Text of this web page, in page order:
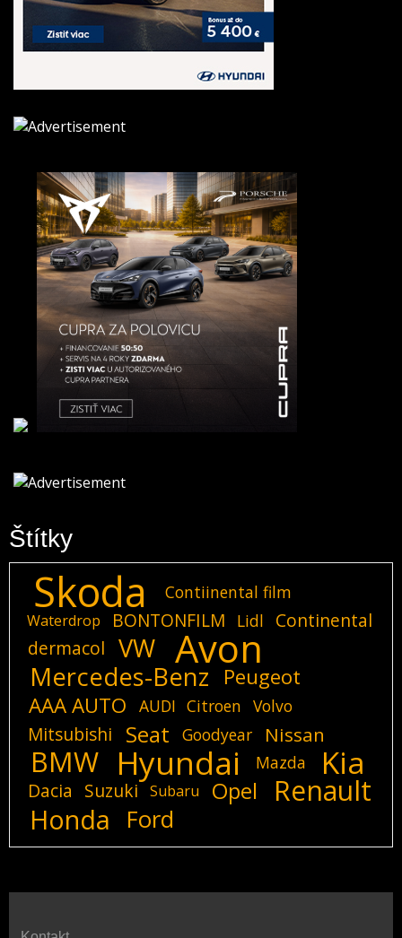
Štítky
Skoda Contiinental film
Waterdrop BONTONFILM Lidl
Continental
dermacol
VW Avon
Mercedes-Benz
Peugeot
AAA AUTO
AUDI Citroen Volvo
Mitsubishi Seat Goodyear Nissan
BMW Hyundai Mazda Kia
Dacia Suzuki Subaru Opel Renault
Honda Ford